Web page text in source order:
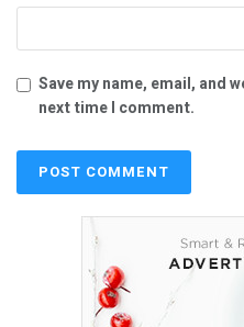
Save my name, email, and
next time I comment.